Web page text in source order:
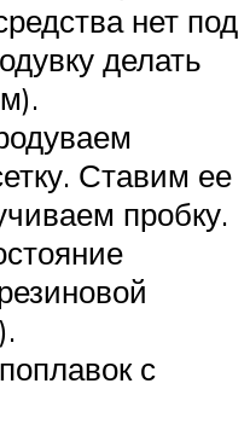
нет под
делать
Ставим ее
пробку.
с